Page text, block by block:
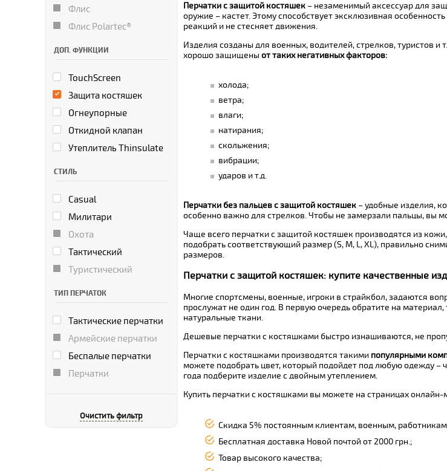
Флис
Флис Polartec®
ДОП. ФУНКЦИИ
TouchScreen
Защита костяшек
Огнеупорные
Откидной клапан
Утеплитель Thinsulate
СТИЛЬ
Casual
Милитари
Охота
Тактический
Туристический
ТИП ПЕРЧАТОК
Тактические перчатки
Армейские перчатки
Беспалые перчатки
Перчатки
Очистить фильтр
Перчатки с защитой костяшек – незаменимый аксессуар для
оружие – кастет. Этому способствует эксклюзивная
реакций и не стесняет движения.
Изделия созданы для военных, водителей, стрелков, туристов и
хорошо защищены от таких негативных факторов:
холода;
ветра;
влаги;
натирания;
скольжения;
вибрации;
ударов и т.д.
Перчатки без пальцев с защитой костяшек – удобные изделия,
особенно важно для стрелков. Чтобы не замерзали пальцы,
Чаще всего перчатки с защитой костяшек производятся из
подобрать соответствующий размер (S, M, L, XL), правильно
размеров.
Перчатки с защитой костяшек: купите качественные
Многие спортсмены, военные, игроки в страйкбол, задаются
прослужат не один год. В первую очередь обратите на
натуральные ткани.
Дешевые перчатки с костяшками быстро изнашиваются, не
Перчатки с костяшками производятся такими популярными
можете подобрать цвет, который подойдет под любую одежду
года подберите изделие с двойным утеплением.
Купить перчатки с костяшками вы можете на страницах онлайн-
Скидка 5% постоянным клиентам, военным,
Бесплатная доставка Новой почтой от 2000 грн.;
Товар высокого качества;